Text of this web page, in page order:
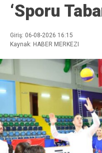
‘Sporu
Giriş: 06-08-2026 16:15
Kaynak: HABER MERKEZI